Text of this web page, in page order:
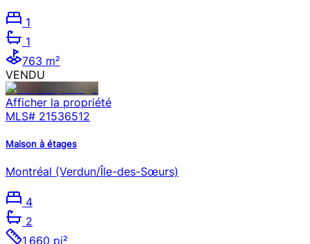
1
1
763 m²
VENDU
Afficher la propriété
MLS# 21536512
Maison à étages
Montréal (Verdun/Île-des-Sœurs)
4
2
1 660 pi²